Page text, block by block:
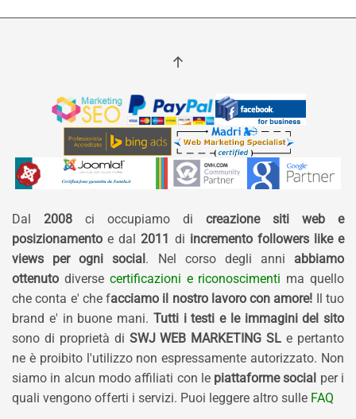
Dal 2008 ci occupiamo di creazione siti web e
posizionamento e dal 2011 di incremento followers like e
views per ogni social. Nel corso degli anni abbiamo
ottenuto diverse certificazioni e riconoscimenti ma quello
che conta e' che facciamo il nostro lavoro con amore! Il tuo
brand e' in buone mani. Tutti i testi e le immagini del sito
sono di proprietà di SWJ WEB MARKETING SL e pertanto
ne è proibito l'utilizzo non espressamente autorizzato. Non
siamo in alcun modo affiliati con le piattaforme social per i
quali vengono offerti i servizi. Puoi leggere altro sulle FAQ